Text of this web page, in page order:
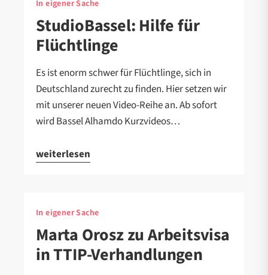
In eigener Sache
StudioBassel: Hilfe für
Flüchtlinge
Es ist enorm schwer für Flüchtlinge, sich in
Deutschland zurecht zu finden. Hier setzen wir
mit unserer neuen Video-Reihe an. Ab sofort
wird Bassel Alhamdo Kurzvideos…
weiterlesen
In eigener Sache
Marta Orosz zu Arbeitsvisa
in TTIP-Verhandlungen